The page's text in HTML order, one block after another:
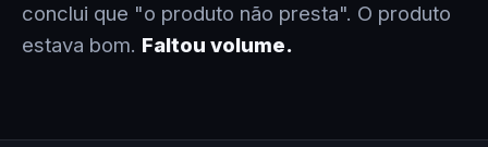
conclui que "o produto não presta". O produto
estava bom. Faltou volume.